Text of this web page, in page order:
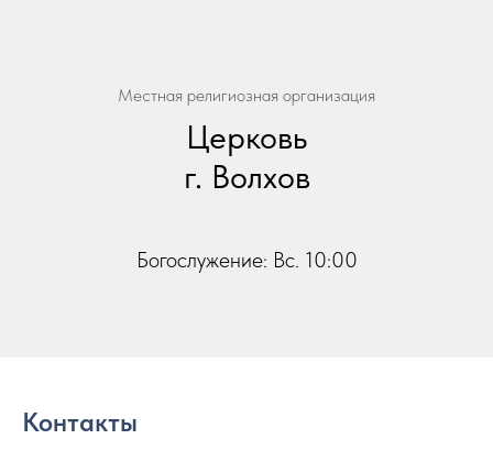
Местная религиозная организация
Церковь
г. Волхов
Богослужение: Вс. 10:00
Контакты